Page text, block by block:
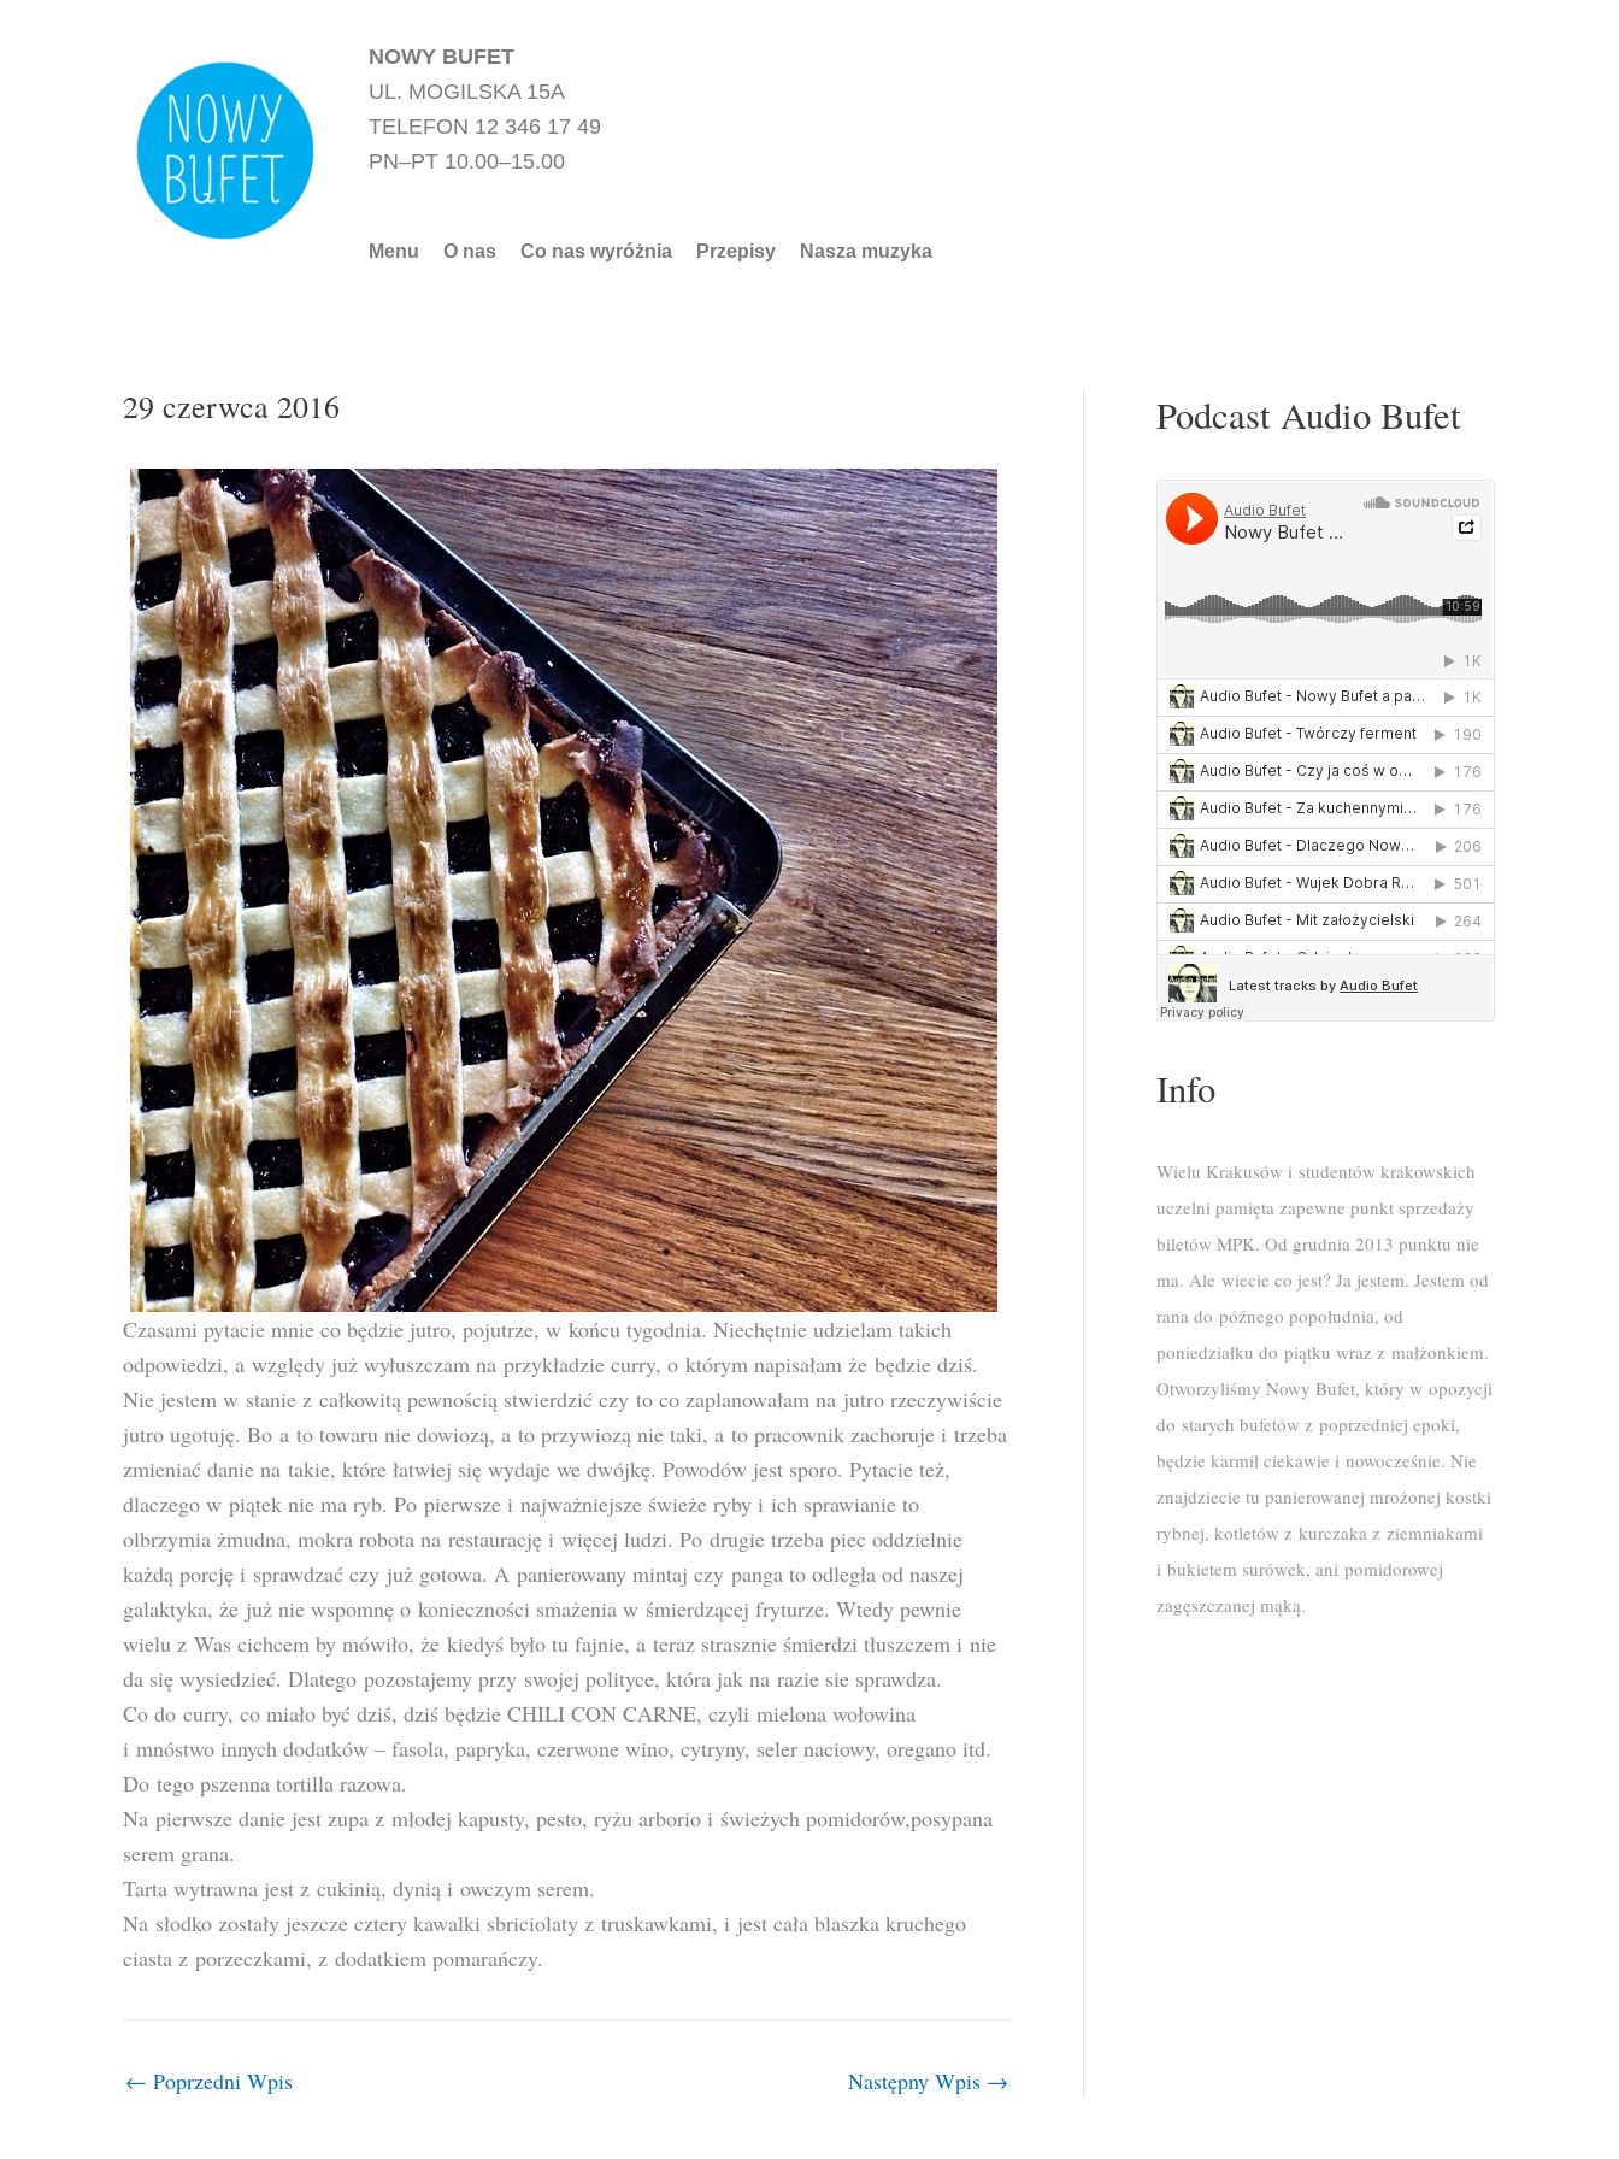
NOWY BUFET
UL. MOGILSKA 15A
TELEFON 12 346 17 49
PN–PT 10.00–15.00
Menu O nas Co nas wyróżnia Przepisy Nasza muzyka
29 czerwca 2016
Czasami pytacie mnie co będzie jutro, pojutrze, w końcu tygodnia. Niechętnie udzielam takich
odpowiedzi, a względy już wyłuszczam na przykładzie curry, o którym napisałam że będzie dziś.
Nie jestem w stanie z całkowitą pewnością stwierdzić czy to co zaplanowałam na jutro rzeczywiście
jutro ugotuję. Bo a to towaru nie dowiozą, a to przywiozą nie taki, a to pracownik zachoruje i trzeba
zmieniać danie na takie, które łatwiej się wydaje we dwójkę. Powodów jest sporo. Pytacie też,
dlaczego w piątek nie ma ryb. Po pierwsze i najważniejsze świeże ryby i ich sprawianie to
olbrzymia żmudna, mokra robota na restaurację i więcej ludzi. Po drugie trzeba piec oddzielnie
każdą porcję i sprawdzać czy już gotowa. A panierowany mintaj czy panga to odległa od naszej
galaktyka, że już nie wspomnę o konieczności smażenia w śmierdzącej fryturze. Wtedy pewnie
wielu z Was cichcem by mówiło, że kiedyś było tu fajnie, a teraz strasznie śmierdzi tłuszczem i nie
da się wysiedzieć. Dlatego pozostajemy przy swojej polityce, która jak na razie sie sprawdza.
Co do curry, co miało być dziś, dziś będzie CHILI CON CARNE, czyli mielona wołowina
i mnóstwo innych dodatków – fasola, papryka, czerwone wino, cytryny, seler naciowy, oregano itd.
Do tego pszenna tortilla razowa.
Na pierwsze danie jest zupa z młodej kapusty, pesto, ryżu arborio i świeżych pomidorów,posypana
serem grana.
Tarta wytrawna jest z cukinią, dynią i owczym serem.
Na słodko zostały jeszcze cztery kawalki sbriciolaty z truskawkami, i jest cała blaszka kruchego
ciasta z porzeczkami, z dodatkiem pomarańczy.
← Poprzedni Wpis Następny Wpis →
Podcast Audio Bufet
Info
Wielu Krakusów i studentów krakowskich
uczelni pamięta zapewne punkt sprzedaży
biletów MPK. Od grudnia 2013 punktu nie
ma. Ale wiecie co jest? Ja jestem. Jestem od
rana do późnego popołudnia, od
poniedziałku do piątku wraz z małżonkiem.
Otworzyliśmy Nowy Bufet, który w opozycji
do starych bufetów z poprzedniej epoki,
będzie karmił ciekawie i nowocześnie. Nie
znajdziecie tu panierowanej mrożonej kostki
rybnej, kotletów z kurczaka z ziemniakami
i bukietem surówek, ani pomidorowej
zagęszczanej mąką.